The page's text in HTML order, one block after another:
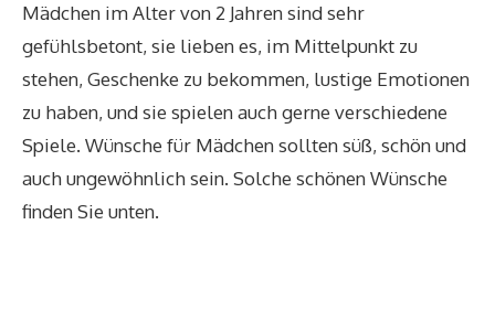
Mädchen im Alter von 2 Jahren sind sehr
gefühlsbetont, sie lieben es, im Mittelpunkt zu
stehen, Geschenke zu bekommen, lustige Emotionen
zu haben, und sie spielen auch gerne verschiedene
Spiele. Wünsche für Mädchen sollten süß, schön und
auch ungewöhnlich sein. Solche schönen Wünsche
finden Sie unten.